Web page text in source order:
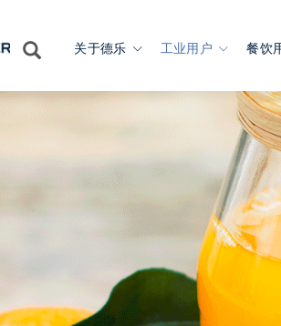
关于德乐 工业用户 餐饮